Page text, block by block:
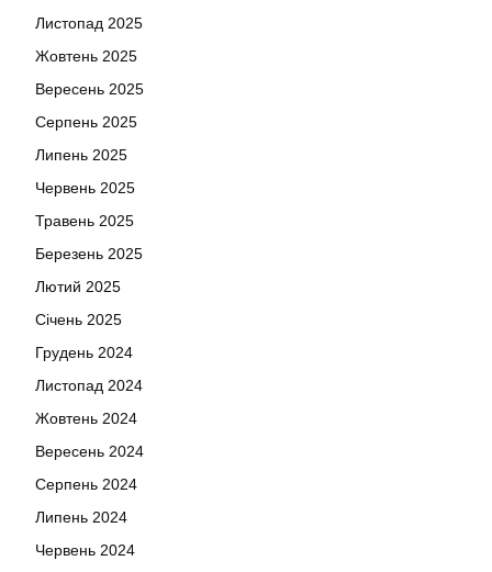
Листопад 2025
Жовтень 2025
Вересень 2025
Серпень 2025
Липень 2025
Червень 2025
Травень 2025
Березень 2025
Лютий 2025
Січень 2025
Грудень 2024
Листопад 2024
Жовтень 2024
Вересень 2024
Серпень 2024
Липень 2024
Червень 2024